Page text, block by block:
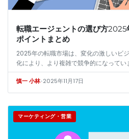
転職エージェントの選び方
ポイントまとめ
2025年の転職市場は、変化の激しいビ
化により、より複雑で競争的になってい
アを成功へ導くためには、信頼できる
です。…
慎一 小林•2025年11月17日
マーケティング・営業